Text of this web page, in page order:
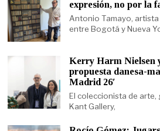
expresión, no por la
Antonio Tamayo,
entre Bogotá y Nueva
Kerry Harm Nielsen
propuesta danesa-
Madrid 26′
El coleccionista de
Kant Gallery,